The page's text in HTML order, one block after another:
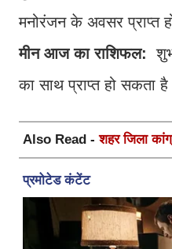
मनोरंजन के अवसर प्राप्त
मीन आज का राशिफल:
का साथ प्राप्त हो
Also Read -शहर जिला